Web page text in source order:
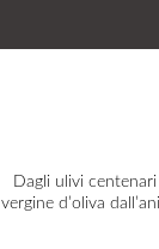
Dagli ulivi
vergine d’oliva